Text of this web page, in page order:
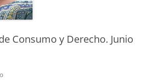
Consumo y Derecho. Junio